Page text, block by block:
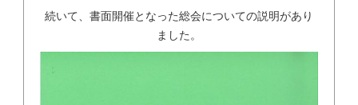
続いて、書面開催となった総会についての説明があり
ました。